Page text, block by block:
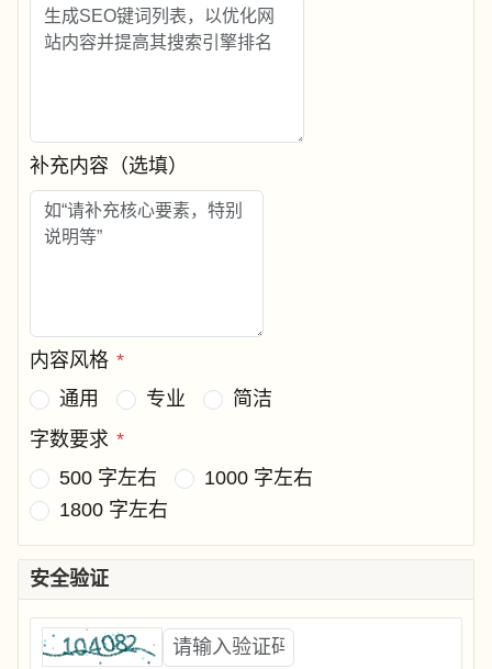
补充内容（选填）
内容风格 *
通用
专业
简洁
字数要求 *
500 字左右
1000 字左右
1800 字左右
安全验证